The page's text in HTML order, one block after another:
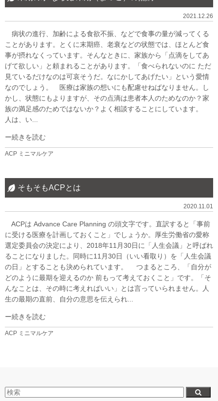
2021.12.26
病状の進行、加齢による食欲不振、などで食事の量が減ってくる
ことがあります。とくに末期癌、老衰などの状態では、ほとんど食
事が摂れなくっています。そんなときに、家族から「点滴をしてあ
げて欲しい」と頼まれることがあります。「食べられないのに ただ
見ているだけなのは可哀そうだ。なにかしてあげたい」という愛情
なのでしょう。 医療は家族の想いにも配慮せねばなりません。し
かし、状態にもよりますが、その点滴は患者本人のためなのか？家
族の満足感のためではないか？よく相談することにしています。
人は、い...
続きを読む
ACP ミニマルケア
そもそもACPとは
2020.11.01
ACPは Advance Care Planning の頭文字です。直訳すると「事前
に受ける医療を計画しておくこと」でしょうか。厚生労働省の愛称
選定委員会の決定により、2018年11月30日に「人生会議」と呼ばれ
ることになりました。同時に11月30日（いい看取り）を「人生会議
の日」とすることも決められています。 つまるところ、「自分が
どのように最期を迎えるのか 前もって考えておくこと」です。「そ
んなことは、その時に考えればいい」とは言っていられません。人
生の最期の直前、自分の意思を伝えられ...
続きを読む
ACP ミニマルケア